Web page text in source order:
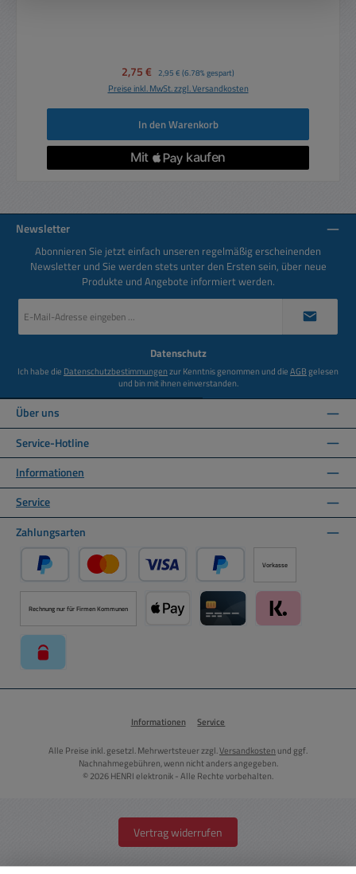
Verkaufspreis:
2,75 € Regulärer Preis:
2,95 € (6.78% gespart)
Preise inkl. MwSt. zzgl. Versandkosten
In den Warenkorb
Newsletter
Abonnieren Sie jetzt einfach unseren regelmäßig erscheinenden
Newsletter und Sie werden stets unter den Ersten sein, über neue
Produkte und Angebote informiert werden.
Mail-
Datenschutz
Ich habe die Datenschutzbestimmungenzur Kenntnis genommen und dieAGBgelesen
und bin mit ihnen einverstanden.
Über uns
Service-Hotline
Informationen
Service
Zahlungsarten
PayPal Kredit- oder Debitkarte über PayPal
Später Bezahlen über PayPal
Vorkasse
Rechnung nur für Firmen Kommunen
Informationen Service
Alle Preise inkl. gesetzl. Mehrwertsteuer zzgl.Versandkosten und ggf.
Nachnahmegebühren, wenn nicht anders angegeben.
© 2026 HENRI elektronik - Alle Rechte vorbehalten.
Vertrag widerrufen